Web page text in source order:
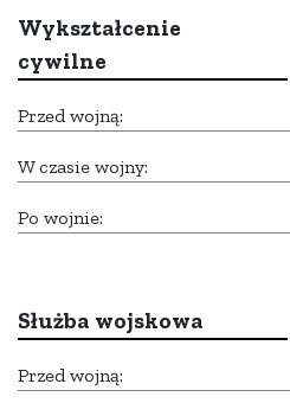
Wykształcenie
cywilne
Przed wojną:
W czasie wojny:
Po wojnie:
Służba wojskowa
Przed wojną: